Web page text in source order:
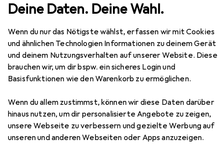
Deine Daten. Deine Wahl.
Wenn du nur das Nötigste wählst, erfassen wir mit Cookies
und ähnlichen Technologien Informationen zu deinem Gerät
und deinem Nutzungsverhalten auf unserer Website. Diese
brauchen wir, um dir bspw. ein sicheres Login und
Basisfunktionen wie den Warenkorb zu ermöglichen.
Wenn du allem zustimmst, können wir diese Daten darüber
hinaus nutzen, um dir personalisierte Angebote zu zeigen,
unsere Webseite zu verbessern und gezielte Werbung auf
unseren und anderen Webseiten oder Apps anzuzeigen.
Gaming Headset HORI Gaming Headset HG
EUR
28,61
HORIGaming Headset HG
Kabelgebunden
Zubehör für HORI Gaming
Headset HG